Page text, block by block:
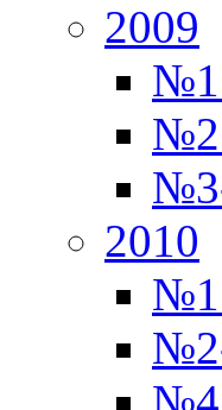
2009
№1
№2
2010
№1